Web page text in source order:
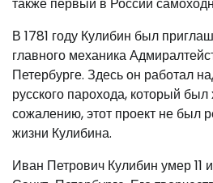
В 1781 году Кулибин был
главного механика
Петербурге. Здесь он работал
русского парохода, который
сожалению, этот проект не был
жизни Кулибина.
Иван Петрович Кулибин умер 11